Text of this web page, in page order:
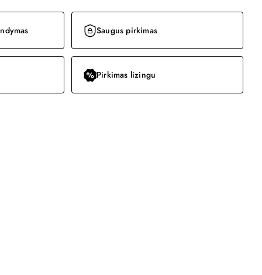
Saugus pirkimas
Pirkimas lizingu